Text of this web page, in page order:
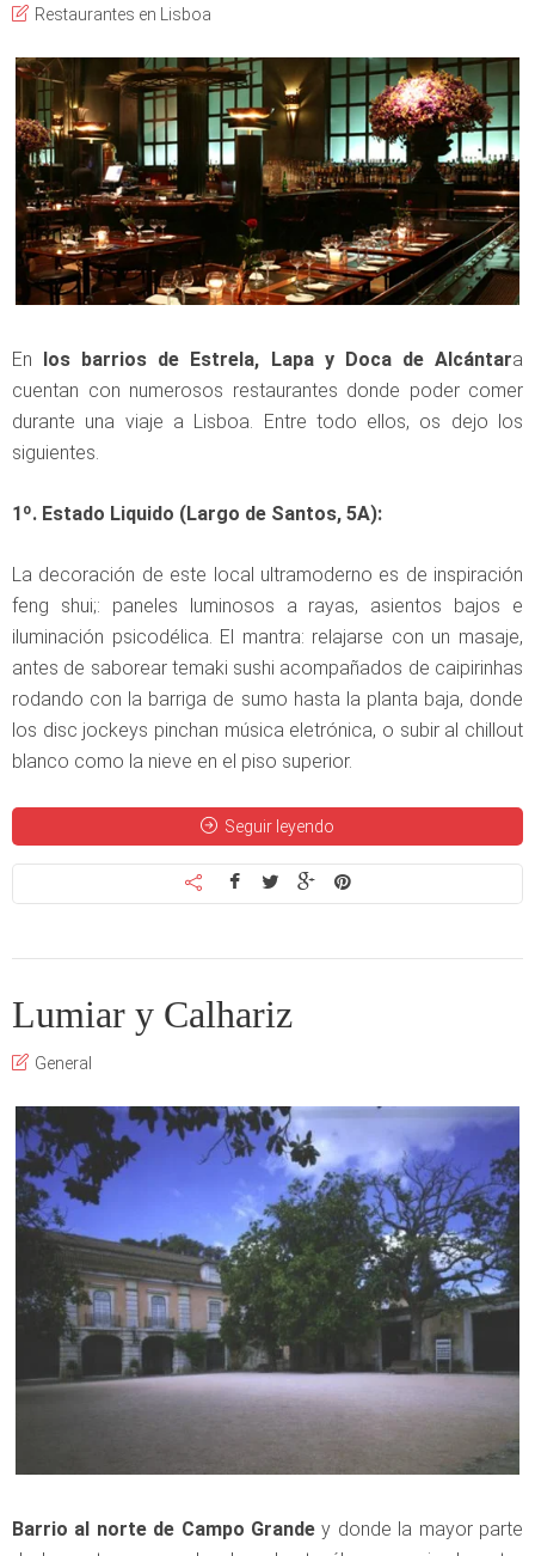
Restaurantes en Lisboa
En los barrios de Estrela, Lapa y Doca de Alcántara
cuentan con numerosos restaurantes donde poder comer
durante una viaje a Lisboa. Entre todo ellos, os dejo los
siguientes.
1º. Estado Liquido (Largo de Santos, 5A):
La decoración de este local ultramoderno es de inspiración
feng shui;: paneles luminosos a rayas, asientos bajos e
iluminación psicodélica. El mantra: relajarse con un masaje,
antes de saborear temaki sushi acompañados de caipirinhas
rodando con la barriga de sumo hasta la planta baja, donde
los disc jockeys pinchan música eletrónica, o subir al chillout
blanco como la nieve en el piso superior.
Seguir leyendo
Lumiar y Calhariz
General
Barrio al norte de Campo Grande y donde la mayor parte